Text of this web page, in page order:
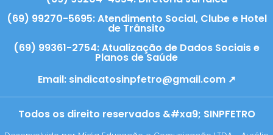
(69) 99270-5695: Atendimento Social, Clube e Hotel
de Trânsito
(69) 99361-2754: Atualização de Dados Sociais e
Planos de Saúde
Email: sindicatosinpfetro@gmail.com ➚
Todos os direito reservados &#xa9; SINPFETRO